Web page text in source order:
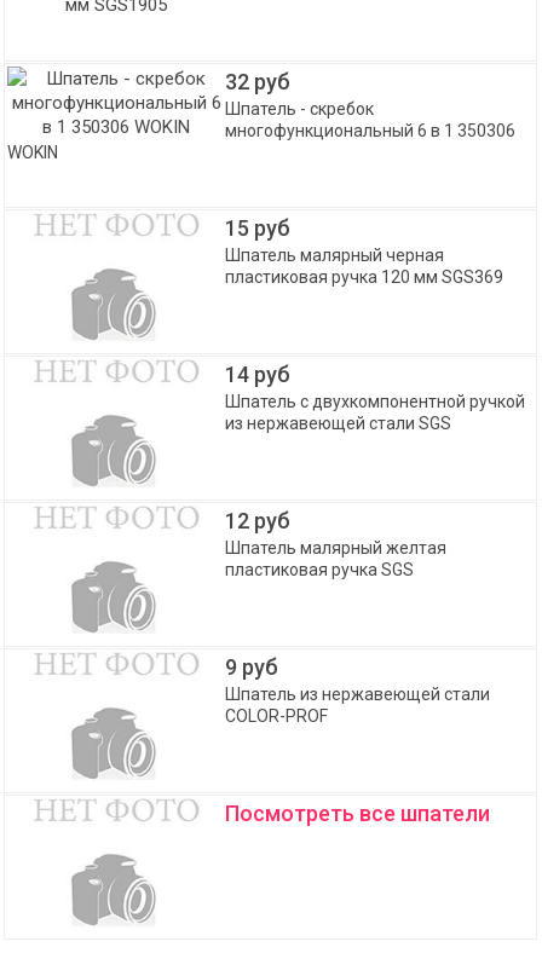
32 руб
Шпатель - скребок
многофункциональный 6 в 1 350306
WOKIN
15 руб
Шпатель малярный черная
пластиковая ручка 120 мм SGS369
14 руб
Шпатель c двухкомпонентной ручкой
из нержавеющей стали SGS
12 руб
Шпатель малярный желтая
пластиковая ручка SGS
9 руб
Шпатель из нержавеющей стали
COLOR-PROF
Посмотреть все шпатели